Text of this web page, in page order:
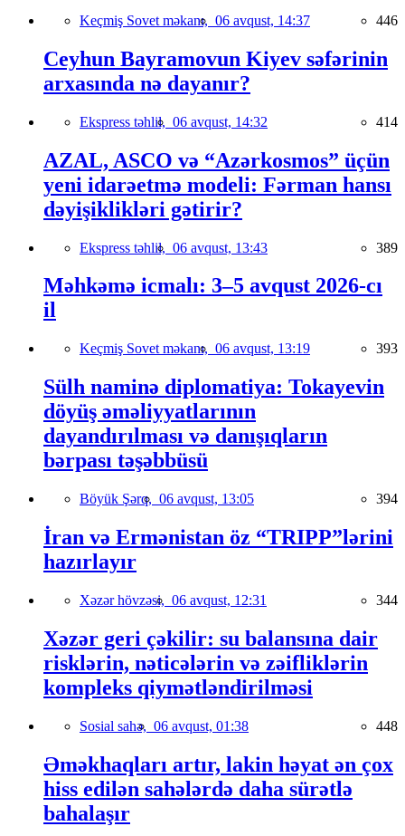
Keçmiş Sovet məkanı, 06 avqust, 14:37 446
Ceyhun Bayramovun Kiyev səfərinin
arxasında nə dayanır?
Ekspress təhlil, 06 avqust, 14:32 414
AZAL, ASCO və “Azərkosmos” üçün
yeni idarəetmə modeli: Fərman hansı
dəyişiklikləri gətirir?
Ekspress təhlil, 06 avqust, 13:43 389
Məhkəmə icmalı: 3–5 avqust 2026-cı
il
Keçmiş Sovet məkanı, 06 avqust, 13:19 393
Sülh naminə diplomatiya: Tokayevin
döyüş əməliyyatlarının
dayandırılması və danışıqların
bərpası təşəbbüsü
Böyük Şərq, 06 avqust, 13:05 394
İran və Ermənistan öz “TRIPP”lərini
hazırlayır
Xəzər hövzəsi, 06 avqust, 12:31 344
Xəzər geri çəkilir: su balansına dair
risklərin, nəticələrin və zəifliklərin
kompleks qiymətləndirilməsi
Sosial sahə, 06 avqust, 01:38 448
Əməkhaqları artır, lakin həyat ən çox
hiss edilən sahələrdə daha sürətlə
bahalaşır